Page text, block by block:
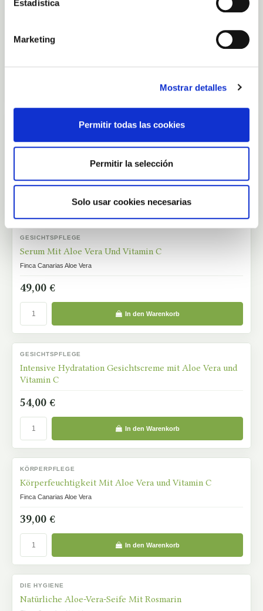
Estadística
Marketing
Mostrar detalles
Permitir todas las cookies
Permitir la selección
Solo usar cookies necesarias
REINES ALOE VERA DER BESTEN QUALITÄT - FINCA CANARIAS
REINES ALOE VERA DER BESTEN QUALITÄT - FINCA CANARIAS
Finca Canarias Aloe Vera
In den Warenkorb
GESICHTSPFLEGE
Serum Mit Aloe Vera Und Vitamin C
Finca Canarias Aloe Vera
49,00 €
In den Warenkorb
GESICHTSPFLEGE
Intensive Hydratation Gesichtscreme mit Aloe Vera und
Vitamin C
54,00 €
In den Warenkorb
KÖRPERPFLEGE
Körperfeuchtigkeit Mit Aloe Vera und Vitamin C
Finca Canarias Aloe Vera
39,00 €
In den Warenkorb
DIE HYGIENE
Natürliche Aloe-Vera-Seife Mit Rosmarin